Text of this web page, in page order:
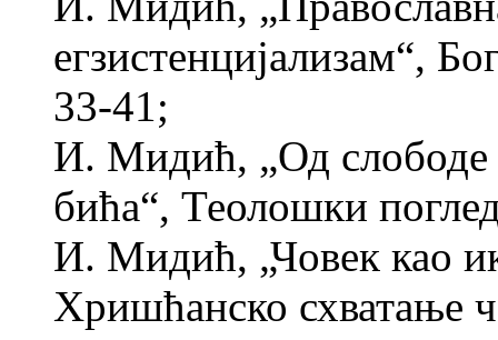
егзистенцијализам“,
33-41;
И. Мидић, „Од слободе
бића“, Теолошки
И. Мидић, „Човек као
Хришћанско схватање